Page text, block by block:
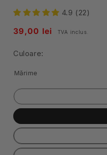
4.9 (22)
Pret
39,00 lei TVA inclus.
Culoare:
Mărime